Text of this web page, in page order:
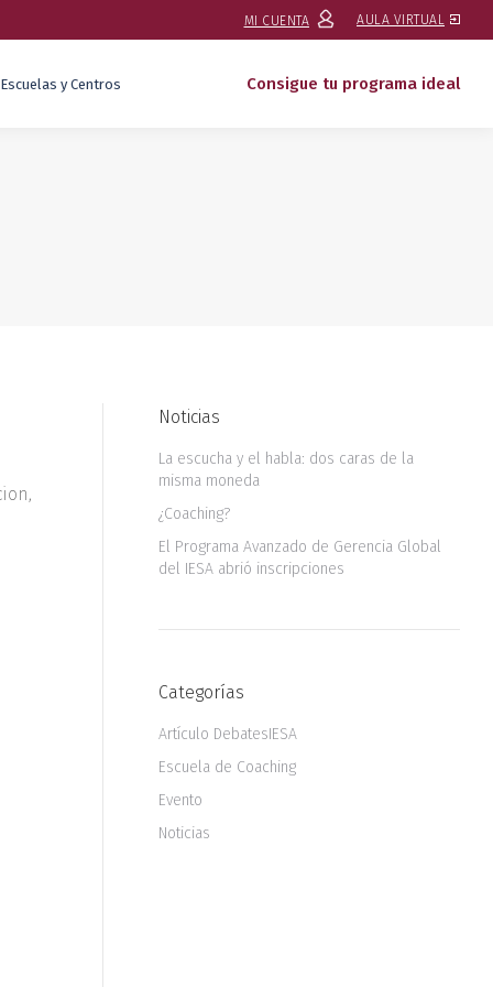
MI CUENTA AULA VIRTUAL
Escuelas y Centros Consigue tu programa ideal
Noticias
La escucha y el habla: dos caras de la
misma moneda
¿Coaching?
El Programa Avanzado de Gerencia Global
del IESA abrió inscripciones
Categorías
Artículo DebatesIESA
Escuela de Coaching
Evento
Noticias